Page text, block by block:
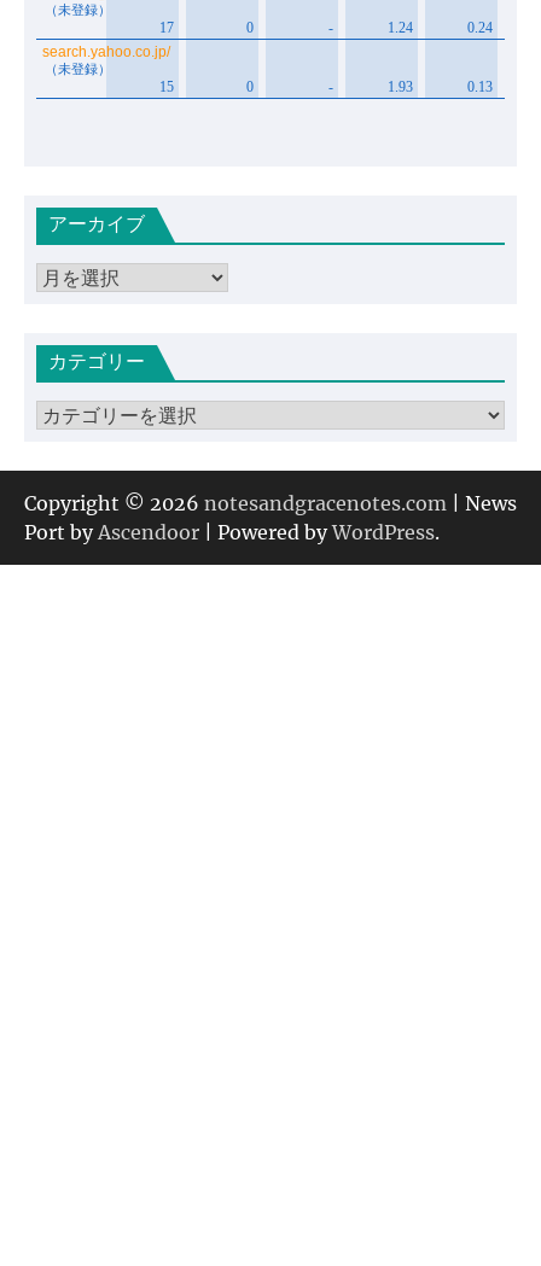
アーカイブ
ア
イカテゴリー
カ
ゴ
リ
ー
Copyright © 2026 notesandgracenotes.com | News
Port byAscendoor | Powered byWordPress.